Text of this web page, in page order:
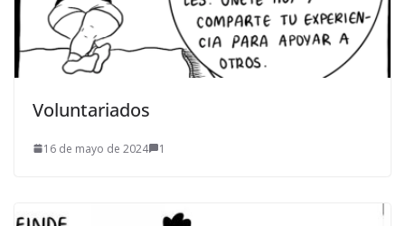
Voluntariados
16 de mayo de 2024 1